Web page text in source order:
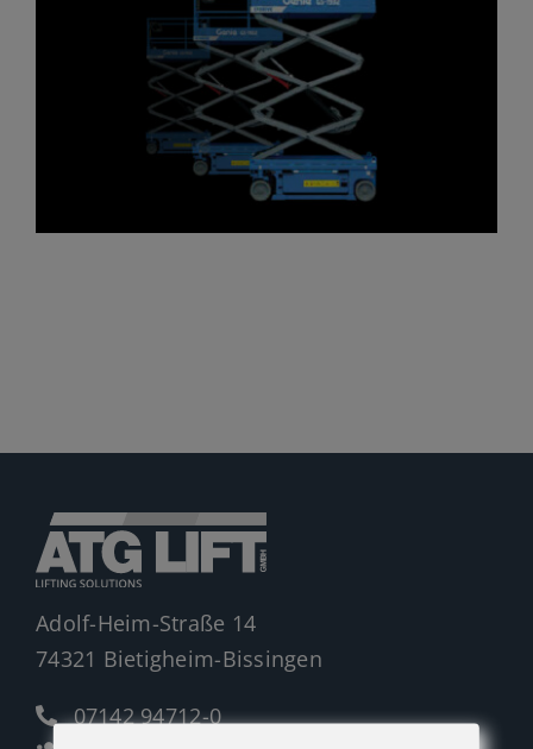
Adolf-Heim-Straße 14
74321 Bietigheim-Bissingen
07142 94712-0